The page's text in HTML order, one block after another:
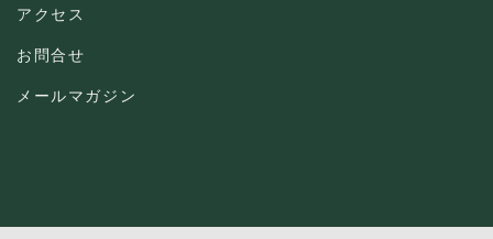
アクセス
お問合せ
メールマガジン